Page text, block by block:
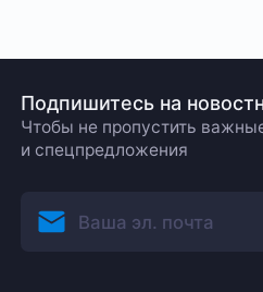
Подпишитесь на
Чтобы не пропустить
и спецпредложения